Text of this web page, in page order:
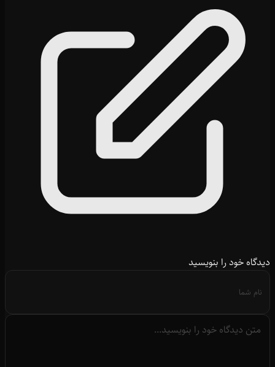
دیدگاه خود را بنویسید